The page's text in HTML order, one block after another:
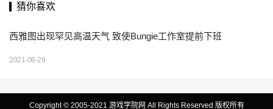
猜你喜欢
西雅图出现罕见高温天气 致使Bungie工作室提前下班
2021-06-29
Copyright © 2005-2021 游戏学院网 All Rights Reserved 版权所有